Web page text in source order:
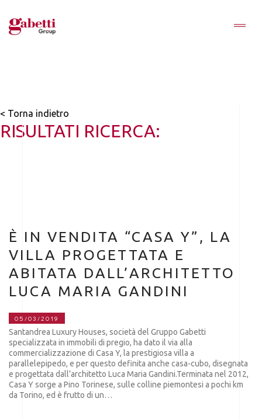
< Torna indietro
RISULTATI RICERCA:
È IN VENDITA “CASA Y”, LA
VILLA PROGETTATA E
ABITATA DALL’ARCHITETTO
LUCA MARIA GANDINI
05/03/2019
Santandrea Luxury Houses, società del Gruppo Gabetti
specializzata in immobili di pregio, ha dato il via alla
commercializzazione di Casa Y, la prestigiosa villa a
parallelepipedo, e per questo definita anche casa-cubo, disegnata
e progettata dall’architetto Luca Maria Gandini.Terminata nel 2012,
Casa Y sorge a Pino Torinese, sulle colline piemontesi a pochi km
da Torino, ed è frutto di un…